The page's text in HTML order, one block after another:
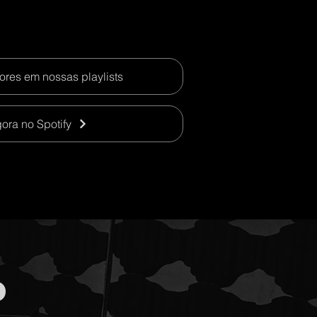
em nossas playlists
no Spotify